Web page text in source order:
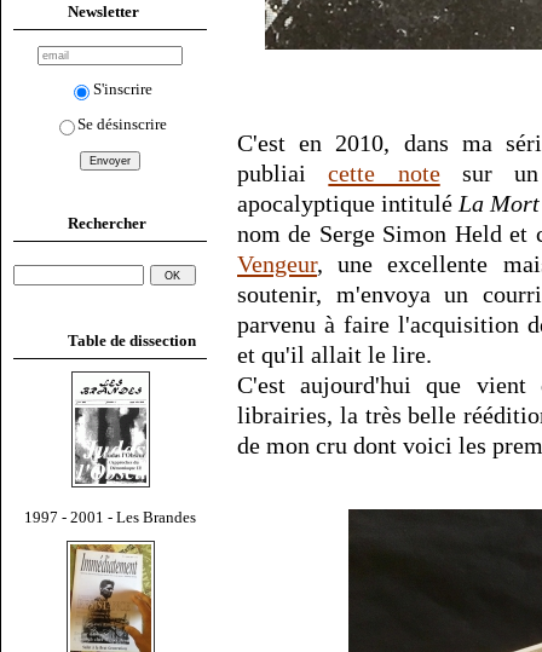
Newsletter
S'inscrire
Se désinscrire
Rechercher
Table de dissection
1997 - 2001 - Les Brandes
C'est en 2010, dans ma
publiaicette notesur un
apocalyptique intitulé La
nom de Serge Simon Held
Vengeur, une excellente
soutenir, m'envoya un
parvenu à faire l'acquisition
et qu'il allait le lire.
C'est aujourd'hui que vient
librairies, la très belle
de mon cru dont voici les